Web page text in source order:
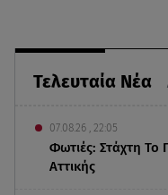
Τελευταία Νέα
07.08.26 , 22:05
Φωτιές: Στάχτη Το
Αττικής